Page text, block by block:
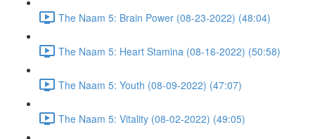
The Naam 5: Brain Power (08-23-2022) (48:04)
The Naam 5: Heart Stamina (08-16-2022) (50:58)
The Naam 5: Youth (08-09-2022) (47:07)
The Naam 5: Vitality (08-02-2022) (49:05)